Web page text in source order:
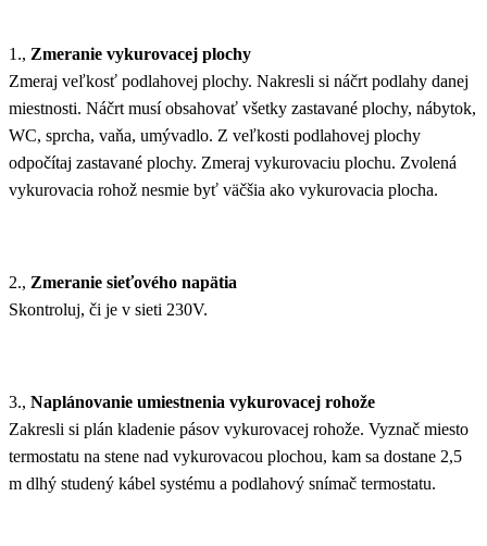
1., Zmeranie vykurovacej plochy
Zmeraj veľkosť podlahovej plochy. Nakresli si náčrt podlahy danej
miestnosti. Náčrt musí obsahovať všetky zastavané plochy, nábytok,
WC, sprcha, vaňa, umývadlo. Z veľkosti podlahovej plochy
odpočítaj zastavané plochy. Zmeraj vykurovaciu plochu. Zvolená
vykurovacia rohož nesmie byť väčšia ako vykurovacia plocha.
2., Zmeranie sieťového napätia
Skontroluj, či je v sieti 230V.
3., Naplánovanie umiestnenia vykurovacej rohože
Zakresli si plán kladenie pásov vykurovacej rohože. Vyznač miesto
termostatu na stene nad vykurovacou plochou, kam sa dostane 2,5
m dlhý studený kábel systému a podlahový snímač termostatu.